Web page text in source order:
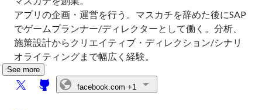
アプリの企画・運営を行う。マスカチを辞めた後にSAP
でゲームプランナー/ディレクターとして働く。分析、
施策設計からクリエイティブ・ディレクション/シナリ
オライティングまで幅広く経験。
See more
facebook.com +1